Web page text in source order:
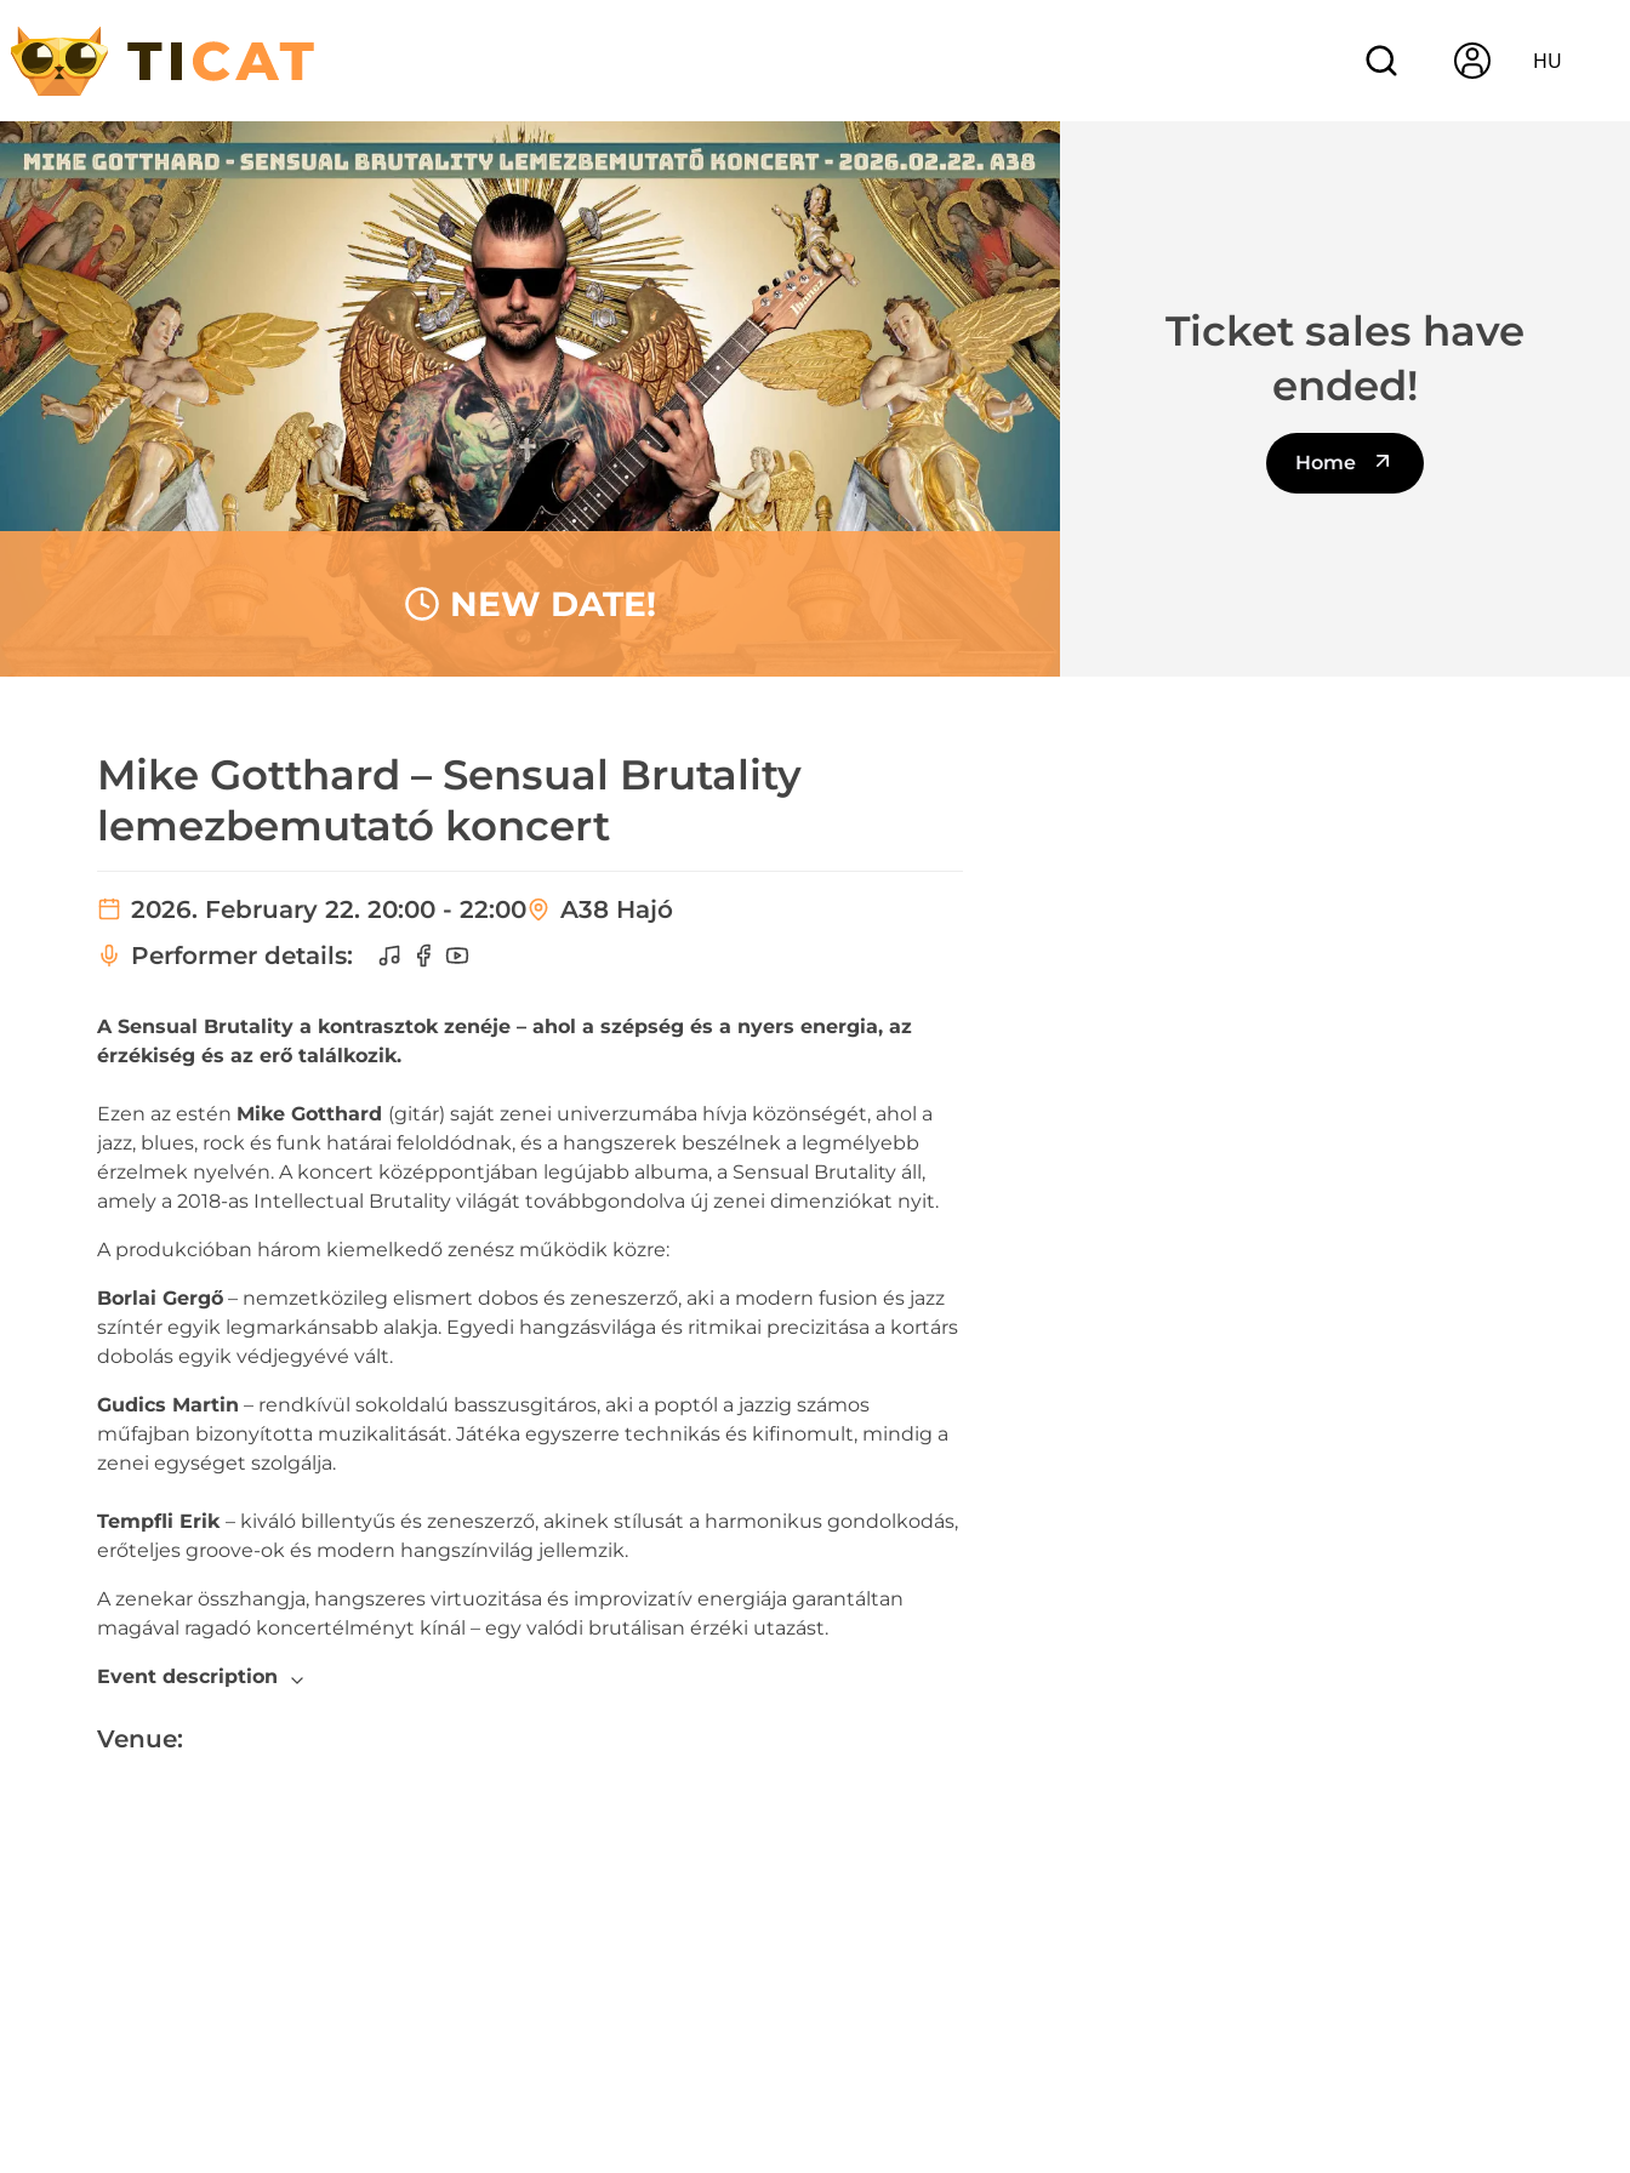
HU
NEW DATE!
Mike Gotthard – Sensual Brutality
lemezbemutató koncert
2026. February 22. 20:00 - 22:00
A38 Hajó
Performer details:
Ticket sales have
ended!
Home
A Sensual Brutality a kontrasztok zenéje – ahol a szépség és a nyers energia, az
érzékiség és az erő találkozik.
Ezen az estén Mike Gotthard (gitár) saját zenei univerzumába hívja közönségét, ahol a
jazz, blues, rock és funk határai feloldódnak, és a hangszerek beszélnek a legmélyebb
érzelmek nyelvén. A koncert középpontjában legújabb albuma, a Sensual Brutality áll,
amely a 2018-as Intellectual Brutality világát továbbgondolva új zenei dimenziókat nyit.
A produkcióban három kiemelkedő zenész működik közre:
Borlai Gergő – nemzetközileg elismert dobos és zeneszerző, aki a modern fusion és jazz
színtér egyik legmarkánsabb alakja. Egyedi hangzásvilága és ritmikai precizitása a kortárs
dobolás egyik védjegyévé vált.
Gudics Martin – rendkívül sokoldalú basszusgitáros, aki a poptól a jazzig számos
műfajban bizonyította muzikalitását. Játéka egyszerre technikás és kifinomult, mindig a
zenei egységet szolgálja.
Tempfli Erik – kiváló billentyűs és zeneszerző, akinek stílusát a harmonikus gondolkodás,
erőteljes groove-ok és modern hangszínvilág jellemzik.
A zenekar összhangja, hangszeres virtuozitása és improvizatív energiája garantáltan
magával ragadó koncertélményt kínál – egy valódi brutálisan érzéki utazást.
Event description
Venue: